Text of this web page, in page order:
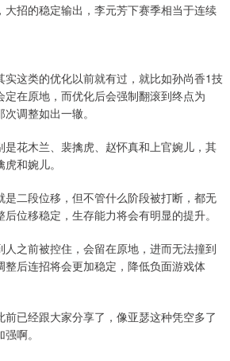
大招的稳定输出，李元芳下赛季相当于连续
实这类的优化以前就有过，就比如孙尚香1技
在原地，而优化后会强制翻滚到终点为
调整如出一辙。
是花木兰、裴擒虎、赵怀真和上官婉儿，其
和婉儿。
是二段位移，但不管什么阶段被打断，都无
位移稳定，生存能力将会有明显的提升。
之前被控住，会留在原地，进而无法撞到
整后连招将会更加稳定，降低负面游戏体
已经跟大家分享了，像亚瑟这种凭空多了
啊。